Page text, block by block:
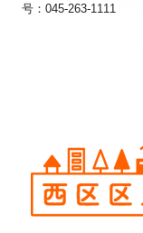
コ
コ
号：045-263-1111